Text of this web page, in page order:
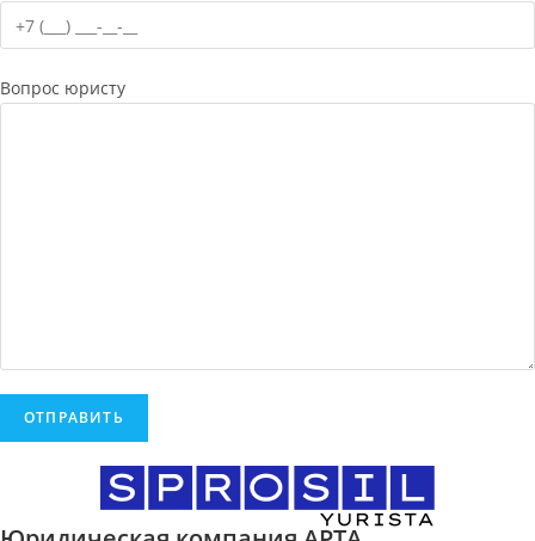
Вопрос юристу